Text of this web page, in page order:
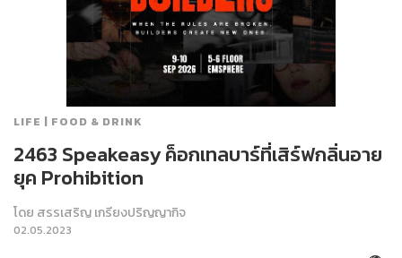
LIFE | FOOD & DRINK
2463 Speakeasy ค็อกเทลบาร์ที่เสิร์ฟกลิ่นอาย
ยุค Prohibition
โดย สรรเสริญ เกรียงปริญญากิจ
02.05.2023